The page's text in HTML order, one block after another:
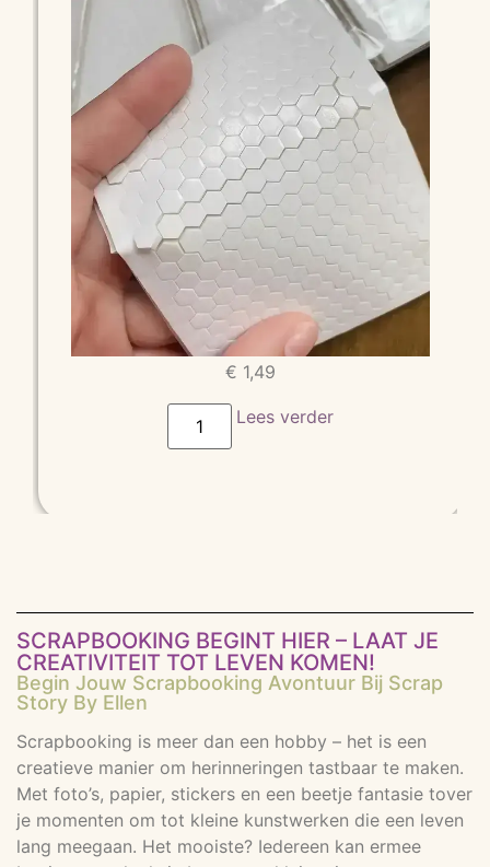
€ 1,49
Lees verder
SCRAPBOOKING BEGINT HIER – LAAT JE
CREATIVITEIT TOT LEVEN KOMEN!
Begin Jouw Scrapbooking Avontuur Bij Scrap
Story By Ellen
Scrapbooking is meer dan een hobby – het is een
creatieve manier om herinneringen tastbaar te maken.
Met foto’s, papier, stickers en een beetje fantasie tover
je momenten om tot kleine kunstwerken die een leven
lang meegaan. Het mooiste? Iedereen kan ermee